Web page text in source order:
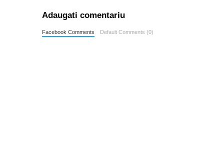
Adaugati comentariu
Facebook Comments Default Comments (0)